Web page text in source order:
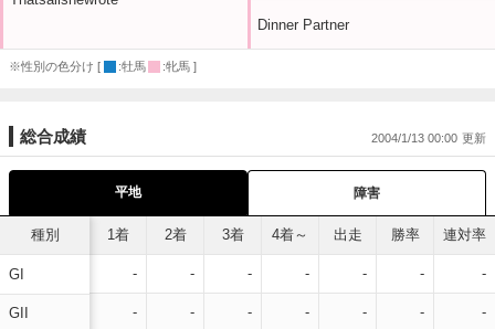
Dinner Partner
※性別の色分け [ :牡馬 :牝馬 ]
総合成績 2004/1/13 00:00
平地 障害
種別
GI
GII
1着 2着 3着 4着～ 出走 勝率 連対率
- - - - - - -
- - - - - - -